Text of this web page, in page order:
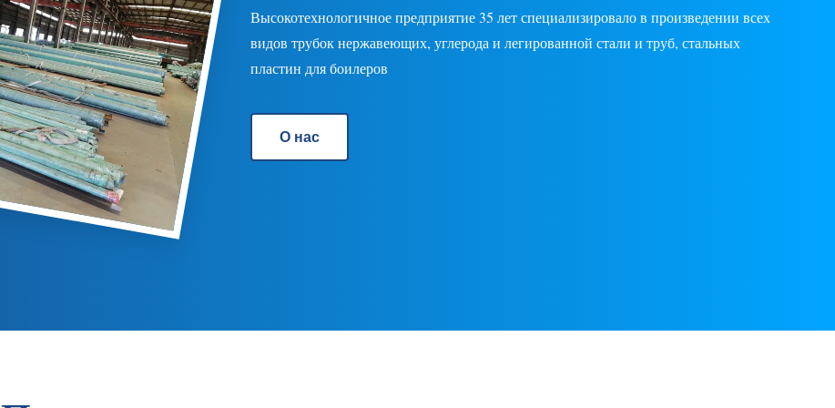
Высокотехнологичное предприятие 35 лет специализировало в произведении всех
видов трубок нержавеющих, углерода и легированной стали и труб, стальных
пластин для боилеров
О нас